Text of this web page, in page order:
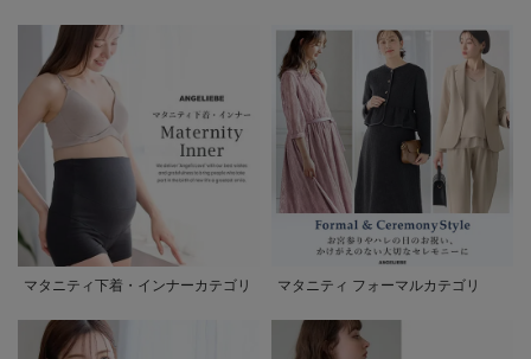
マタニティ下着・インナーカテゴリ マタニティ フォーマルカテゴリ